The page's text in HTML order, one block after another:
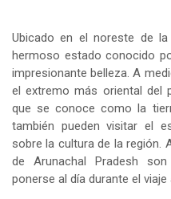
Ubicado en el noreste de
hermoso estado conocido
impresionante belleza. A
el extremo más oriental del
que se conoce como la
también pueden visitar el
sobre la cultura de la región.
de Arunachal Pradesh
ponerse al día durante el viaje